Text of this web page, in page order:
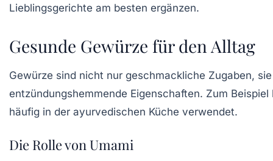
Lieblingsgerichte am besten ergänzen.
Gesunde Gewürze für den Alltag
Gewürze sind nicht nur geschmackliche Zugaben,
entzündungshemmende Eigenschaften. Zum
häufig in der ayurvedischen Küche verwendet.
Die Rolle von Umami